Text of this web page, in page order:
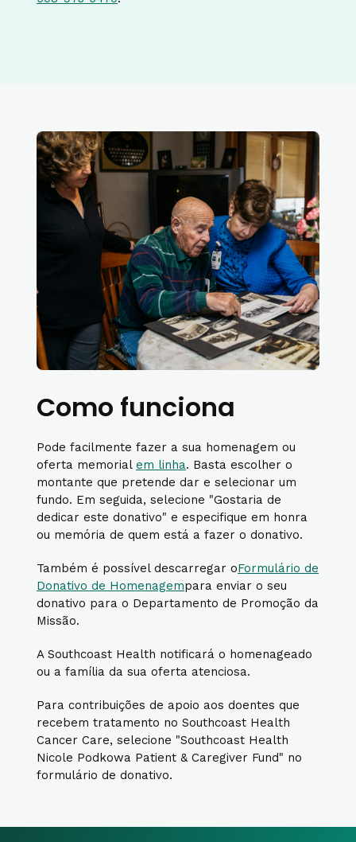
Como funciona
Pode facilmente fazer a sua homenagem ou
oferta memorial em linha. Basta escolher o
montante que pretende dar e selecionar um
fundo. Em seguida, selecione "Gostaria de
dedicar este donativo" e especifique em honra
ou memória de quem está a fazer o donativo.
Também é possível descarregar oFormulário de
Donativo de Homenagempara enviar o seu
donativo para o Departamento de Promoção da
Missão.
A Southcoast Health notificará o homenageado
ou a família da sua oferta atenciosa.
Para contribuições de apoio aos doentes que
recebem tratamento no Southcoast Health
Cancer Care, selecione "Southcoast Health
Nicole Podkowa Patient & Caregiver Fund" no
formulário de donativo.